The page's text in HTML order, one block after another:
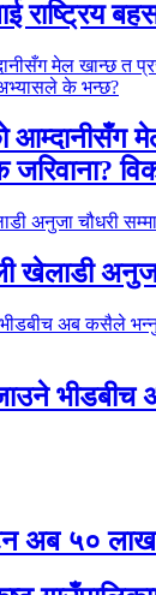
राष्ट्रिय
आम्दानीसँग
जरिवाना?
खेलाडी
अब ५० लाख